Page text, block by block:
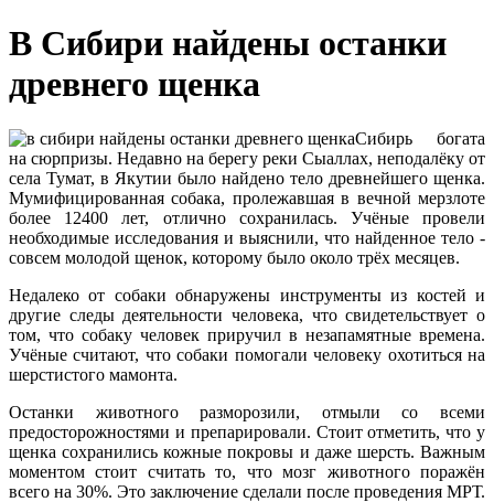
В Сибири найдены останки
древнего щенка
Сибирь богата
на сюрпризы. Недавно на берегу реки Сыаллах, неподалёку от
села Тумат, в Якутии было найдено тело древнейшего щенка.
Мумифицированная собака, пролежавшая в вечной мерзлоте
более 12400 лет, отлично сохранилась. Учёные провели
необходимые исследования и выяснили, что найденное тело -
совсем молодой щенок, которому было около трёх месяцев.
Недалеко от собаки обнаружены инструменты из костей и
другие следы деятельности человека, что свидетельствует о
том, что собаку человек приручил в незапамятные времена.
Учёные считают, что собаки помогали человеку охотиться на
шерстистого мамонта.
Останки животного разморозили, отмыли со всеми
предосторожностями и препарировали. Стоит отметить, что у
щенка сохранились кожные покровы и даже шерсть. Важным
моментом стоит считать то, что мозг животного поражён
всего на 30%. Это заключение сделали после проведения МРТ.